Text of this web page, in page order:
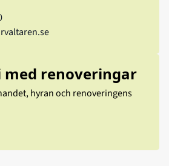
med renoveringar
hyran och renoveringens